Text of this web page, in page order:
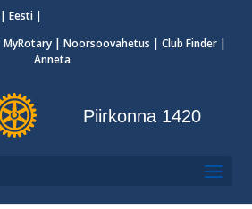
Eesti
MyRotary| Noorsoovahetus | Club Finder|
Anneta
Piirkonna 1420